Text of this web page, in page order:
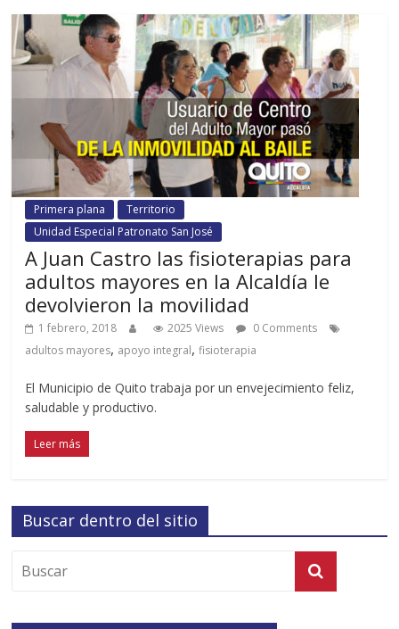
Primera plana
Territorio
Unidad Especial Patronato San José
A Juan Castro las fisioterapias para
adultos mayores en la Alcaldía le
devolvieron la movilidad
1 febrero, 2018 2025 Views
0 Comments
adultos mayores, apoyo integral,fisioterapia
El Municipio de Quito trabaja por un envejecimiento feliz,
saludable y productivo.
Leer más
Buscar dentro del sitio